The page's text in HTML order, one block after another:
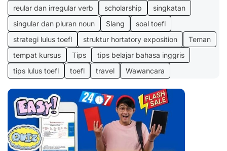
reular dan irregular verb scholarship
singkatan
singular dan pluran noun
Slang
soal toefl
strategi lulus toefl
struktur hortatory exposition
Teman
tempat kursus
Tips
tips belajar bahasa inggris
tips lulus toefl
toefl travel Wawancara